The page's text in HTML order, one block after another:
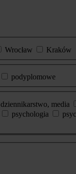
Wrocław
Kraków
podyplomowe
dziennikarstwo, media
psychologia